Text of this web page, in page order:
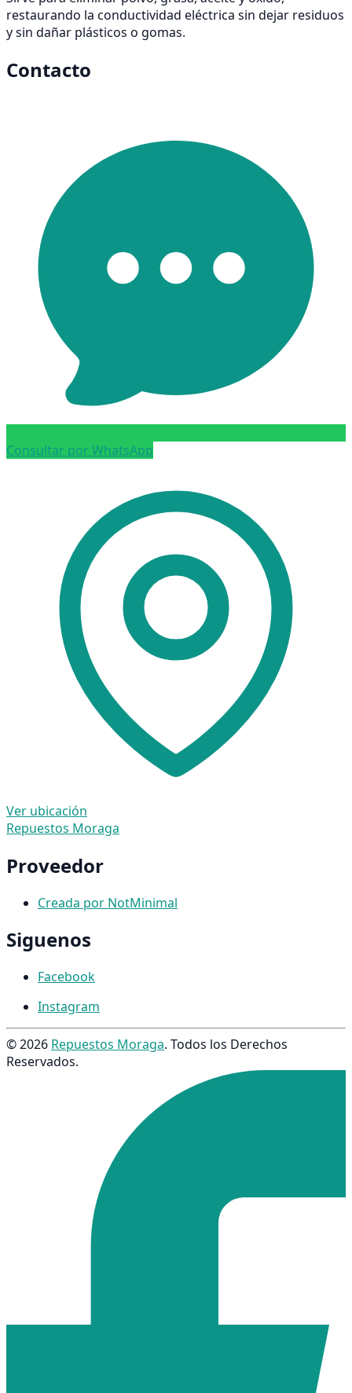
restaurando la conductividad eléctrica sin dejar residuos
y sin dañar plásticos o gomas.
Contacto
Consultar por WhatsApp
Ver ubicación
Repuestos Moraga
Proveedor
Creada por NotMinimal
Siguenos
Facebook
Instagram
© 2026 Repuestos Moraga. Todos los Derechos
Reservados.